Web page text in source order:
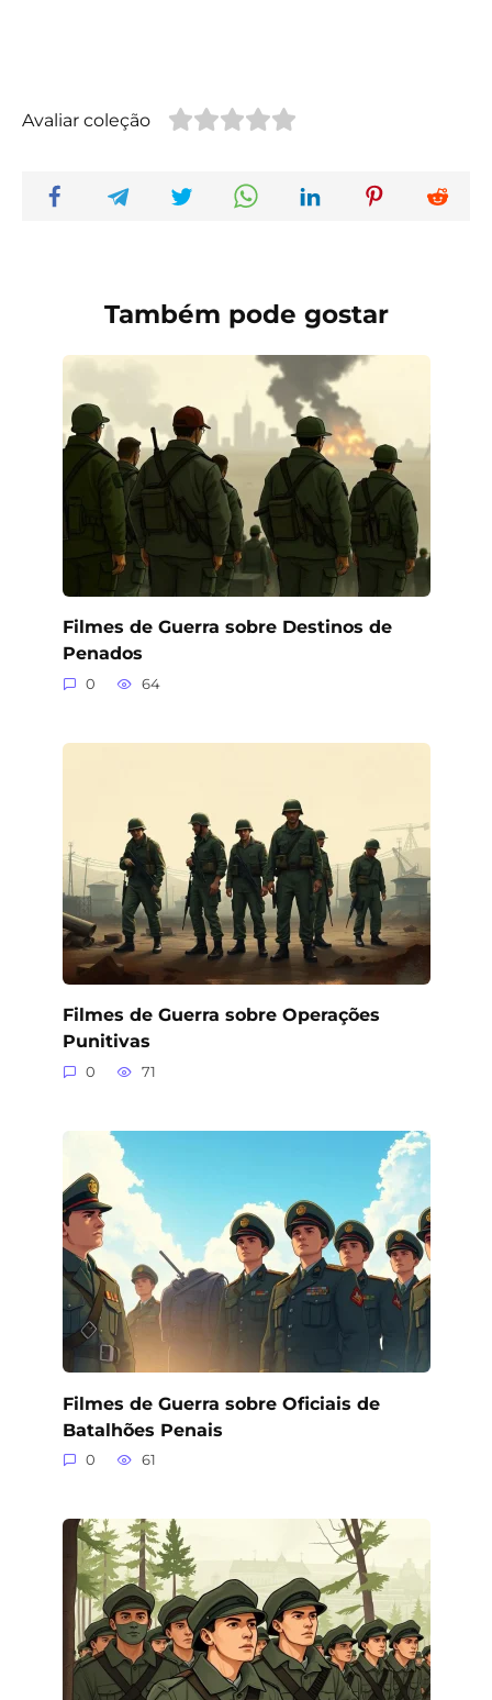
Avaliar coleção
Também pode gostar
Filmes de Guerra sobre Destinos de
Penados
0 64
Filmes de Guerra sobre Operações
Punitivas
0 71
Filmes de Guerra sobre Oficiais de
Batalhões Penais
0 61